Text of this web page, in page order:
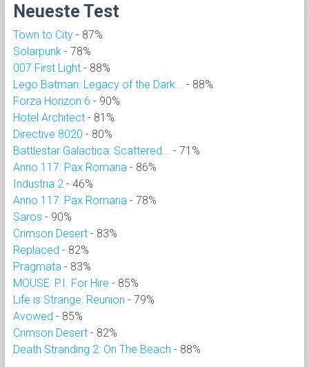
Neueste Test
Town to City - 87%
Solarpunk - 78%
007 First Light - 88%
Lego Batman: Legacy of the Dark...
- 88%
Forza Horizon 6 - 90%
Hotel Architect - 81%
Directive 8020 - 80%
Battlestar Galactica: Scattered...
- 71%
Anno 117: Pax Romana - 86%
Industria 2 - 46%
Anno 117: Pax Romana - 78%
Saros - 90%
Crimson Desert - 83%
Replaced - 82%
Pragmata - 83%
MOUSE: P.I. For Hire - 85%
Life is Strange: Reunion - 79%
Avowed - 85%
Crimson Desert - 82%
Death Stranding 2: On The Beach - 88%